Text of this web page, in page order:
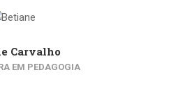
Carvalho
EM PEDAGOGIA